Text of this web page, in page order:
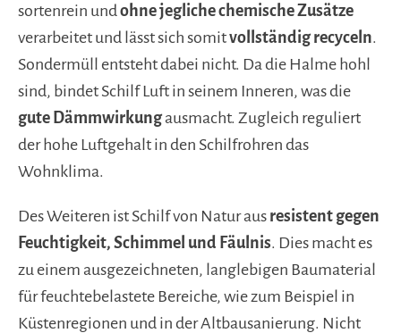
sortenrein undohne jegliche chemische Zusätze
verarbeitet und lässt sich somitvollständig recyceln.
Sondermüll entsteht dabei nicht. Da die Halme hohl
sind, bindet Schilf Luft in seinem Inneren, was die
gute Dämmwirkungausmacht. Zugleich reguliert
der hohe Luftgehalt in den Schilfrohren das
Wohnklima.
Des Weiteren ist Schilf von Natur aus resistent gegen
Feuchtigkeit, Schimmel und Fäulnis. Dies macht es
zu einem ausgezeichneten, langlebigen Baumaterial
für feuchtebelastete Bereiche, wie zum Beispiel in
Küstenregionen und in der Altbausanierung. Nicht